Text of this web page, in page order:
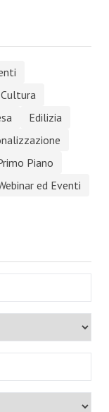
Cultura
Edilizia
Piano
ed Eventi